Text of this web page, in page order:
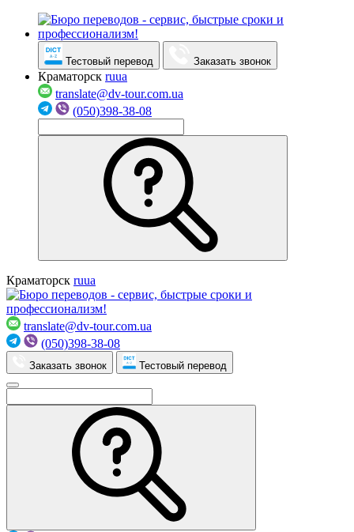
Тестовый перевод Заказать звонок
Краматорск ruua
translate@dv-tour.com.ua
(050)398-38-08
Краматорск ruua
translate@dv-tour.com.ua
(050)398-38-08
Заказать звонок Тестовый перевод